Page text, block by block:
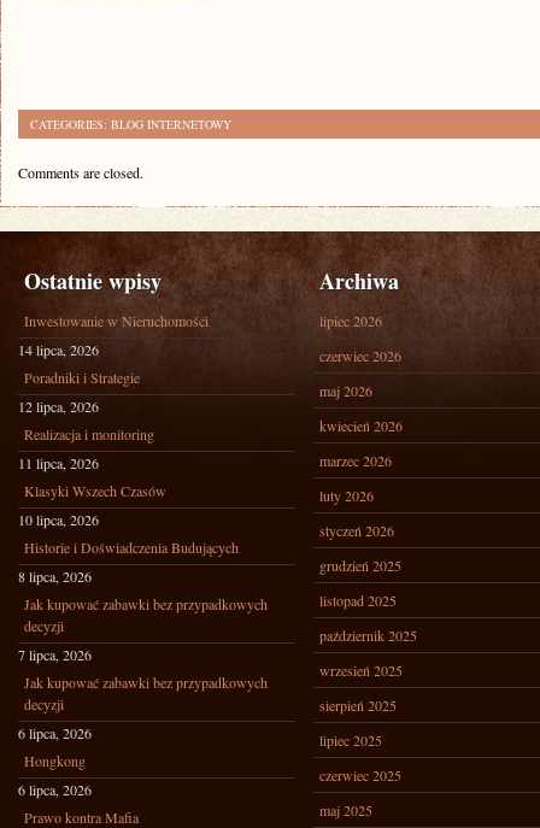
CATEGORIES: BLOG INTERNETOWY
Comments are closed.
Ostatnie wpisy
Inwestowanie w Nieruchomości
14 lipca, 2026
Poradniki i Strategie
12 lipca, 2026
Realizacja i monitoring
11 lipca, 2026
Klasyki Wszech Czasów
10 lipca, 2026
Historie i Doświadczenia Budujących
8 lipca, 2026
Jak kupować zabawki bez przypadkowych
decyzji
7 lipca, 2026
Jak kupować zabawki bez przypadkowych
decyzji
6 lipca, 2026
Hongkong
6 lipca, 2026
Prawo kontra Mafia
Archiwa
lipiec 2026
czerwiec 2026
maj 2026
kwiecień 2026
marzec 2026
luty 2026
styczeń 2026
grudzień 2025
listopad 2025
październik 2025
wrzesień 2025
sierpień 2025
lipiec 2025
czerwiec 2025
maj 2025